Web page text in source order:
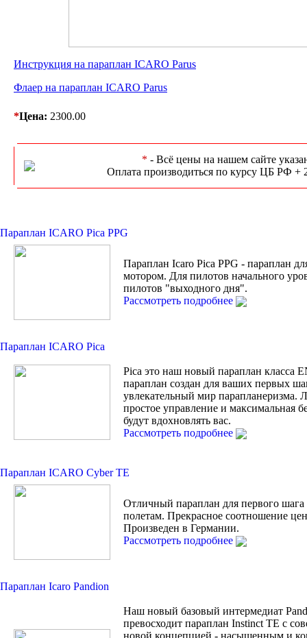
Инструкция на параплан ICARO Parus
Флаер на параплан ICARO Parus
*Цена: 2300.00
* - Всё цены на нашем сайте
Оплата производиться по курсу ЦБ РФ +
Параплан ICARO Pica PPG
Параплан Icaro Pica PPG - параплан
мотором. Для пилотов начального
пилотов "выходного дня".
Рассмотреть подробнее
Параплан ICARO Pica
Pica это наш новый параплан класса
параплан создан для ваших первых
увлекательный мир парапланеризма.
простое управление и максимальная
будут вдохновлять вас.
Рассмотреть подробнее
Параплан ICARO Cyber TE
Отличный параплан для первого
полетам. Прекрасное соотношение
Произведен в Германии.
Рассмотреть подробнее
Параплан Icaro Pandion
Наш новый базовый интермедиат
превосходит параплан Instinct TE с
новой концепцией - насыщенным и